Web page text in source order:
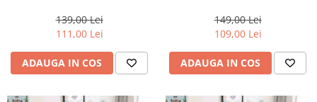
139,00 Lei
111,00 Lei
ADAUGA IN COS
149,00 Lei
109,00 Lei
ADAUGA IN COS